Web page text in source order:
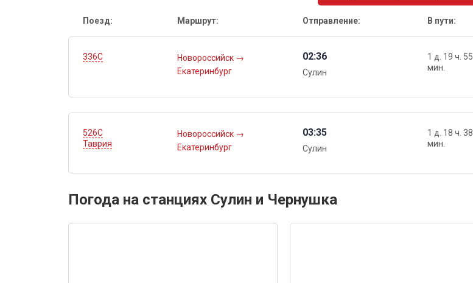
Поезд: Маршрут: Отправление: В пути:
336С Новороссийск →
Екатеринбург
02:36
Сулин
1 д. 19 ч. 55
мин.
526С
Таврия
Новороссийск →
Екатеринбург
03:35
Сулин
1 д. 18 ч. 38
мин.
Погода на станциях Сулин и Чернушка